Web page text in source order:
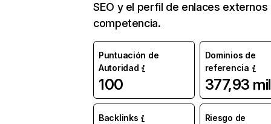
SEO y el perfil de enlaces externos
competencia.
Puntuación de
Autoridad
100
Dominios de
referencia
377,93 mil
Backlinks
Riesgo de